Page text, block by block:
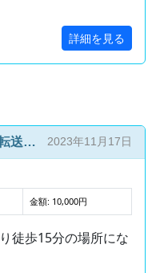
詳細を見る
ワークスペース、法人登記、書類転送、保管場所 2023年11月17日
金額: 10,000円
徒歩15分の場所にな